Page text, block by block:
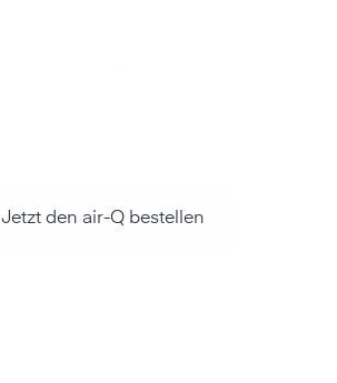
Jetzt den air-Q bestellen